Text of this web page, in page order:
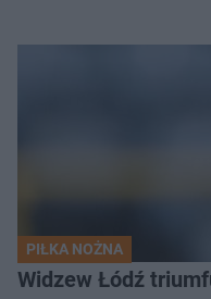
PIŁKA NOŻNA
Widzew Łódź